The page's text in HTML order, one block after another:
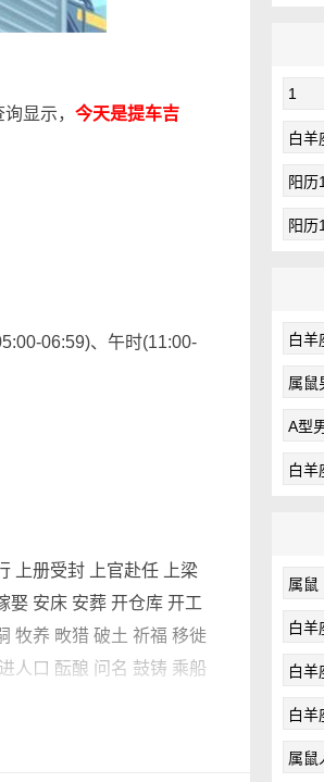
显示， 今天是提车吉
06:59)、午时(11:00-
上册受封 上官赴任 上梁
娶 安床 安葬 开仓库 开工
牧养 畋猎 破土 祈福 移徙
人口 酝酿 问名 鼓铸 乘船